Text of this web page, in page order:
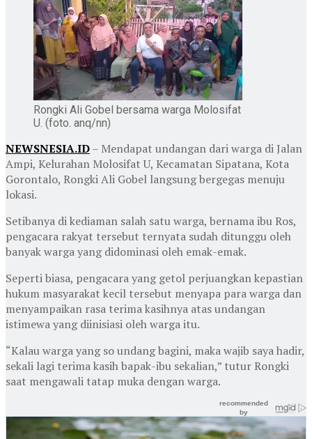
Rongki Ali Gobel bersama warga Molosifat
U. (foto. anq/nn)
NEWSNESIA.ID– Mendapat undangan dari warga di Jalan
Ampi, Kelurahan Molosifat U, Kecamatan Sipatana, Kota
Gorontalo, Rongki Ali Gobel langsung bergegas menuju
lokasi.
Setibanya di kediaman salah satu warga, bernama ibu Ros,
pengacara rakyat tersebut ternyata sudah ditunggu oleh
banyak warga yang didominasi oleh emak-emak.
Seperti biasa, pengacara yang getol perjuangkan kepastian
hukum masyarakat kecil tersebut menyapa para warga dan
menyampaikan rasa terima kasihnya atas undangan
istimewa yang diinisiasi oleh warga itu.
“Kalau warga yang so undang bagini, maka wajib saya hadir,
sekali lagi terima kasih bapak-ibu sekalian,” tutur Rongki
saat mengawali tatap muka dengan warga.